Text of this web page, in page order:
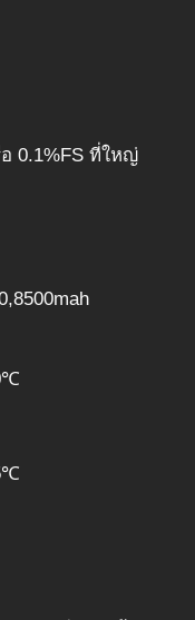
0.1%FS ที่ใหญ่